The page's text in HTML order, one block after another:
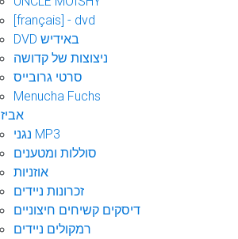
[français] - dvd
DVD באידיש
ניצוצות של קדושה
סרטי גרובייס
Menucha Fuchs
נגני MP3
סוללות ומטענים
אוזניות
זכרונות ניידים
דיסקים קשיחים חיצוניים
רמקולים ניידים